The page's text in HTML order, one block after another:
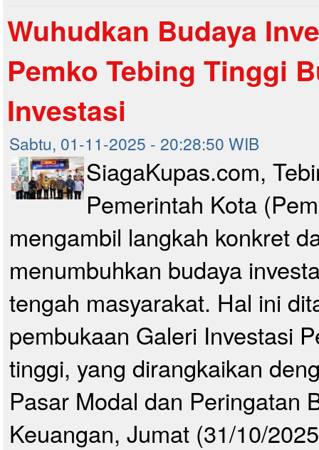
Wuhudkan Budaya
Pemko Tebing Tinggi
Investasi
Sabtu, 01-11-2025 - 20:28:50 WIB
SiagaKupas.com,
Pemerintah Kota
mengambil langkah konkret
menumbuhkan budaya
tengah masyarakat. Hal ini
pembukaan Galeri Investasi
tinggi, yang dirangkaikan
Pasar Modal dan Peringatan
Keuangan, Jumat (31/10/